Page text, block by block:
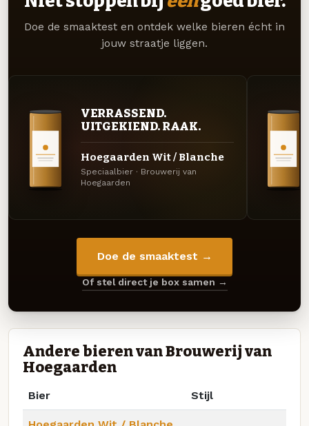
Doe de smaaktest en ontdek welke bieren écht in
jouw straatje liggen.
VERRASSEND.
UITGEKIEND. RAAK.
Hoegaarden Wit / Blanche
Speciaalbier · Brouwerij van
Hoegaarden
Doe de smaaktest →
Of stel direct je box samen →
Andere bieren van Brouwerij van
Hoegaarden
Bier Stijl